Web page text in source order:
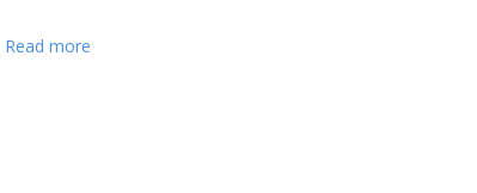
Read moreabout Paralympic Day 2025